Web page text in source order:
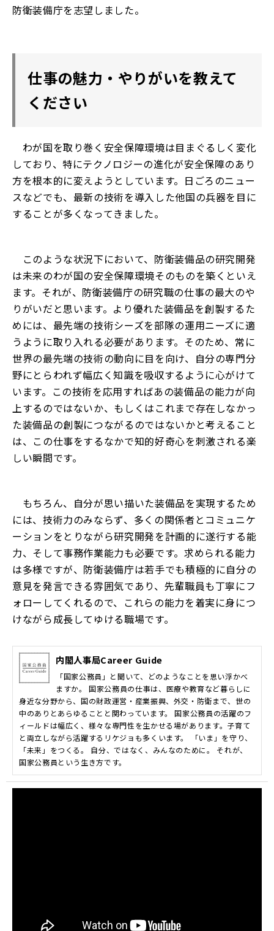
防衛装備庁を志望しました。
仕事の魅力・やりがいを教えて
ください
わが国を取り巻く安全保障環境は目まぐるしく変化
しており、特にテクノロジーの進化が安全保障のあり
方を根本的に変えようとしています。日ごろのニュー
スなどでも、最新の技術を導入した他国の兵器を目に
することが多くなってきました。
このような状況下において、防衛装備品の研究開発
は未来のわが国の安全保障環境そのものを築くといえ
ます。それが、防衛装備庁の研究職の仕事の最大のや
りがいだと思います。より優れた装備品を創製するた
めには、最先端の技術シーズを部隊の運用ニーズに適
うように取り入れる必要があります。そのため、常に
世界の最先端の技術の動向に目を向け、自分の専門分
野にとらわれず幅広く知識を吸収するように心がけて
います。この技術を応用すればあの装備品の能力が向
上するのではないか、もしくはこれまで存在しなかっ
た装備品の創製につながるのではないかと考えること
は、この仕事をするなかで知的好奇心を刺激される楽
しい瞬間です。
もちろん、自分が思い描いた装備品を実現するため
には、技術力のみならず、多くの関係者とコミュニケ
ーションをとりながら研究開発を計画的に遂行する能
力、そして事務作業能力も必要です。求められる能力
は多様ですが、防衛装備庁は若手でも積極的に自分の
意見を発言できる雰囲気であり、先輩職員も丁寧にフ
ォローしてくれるので、これらの能力を着実に身につ
けながら成長してゆける職場です。
内閣人事局Career Guide
「国家公務員」と聞いて、どのようなことを思い浮かべ
ますか。 国家公務員の仕事は、医療や教育など暮らしに
身近な分野から、国の財政運営・産業振興、外交・防衛まで、世の
中のありとあらゆることと関わっています。 国家公務員の活躍のフ
ィールドは幅広く、様々な専門性を生かせる場があります。子育て
と両立しながら活躍するリケジョも多くいます。 「いま」を守り、
「未来」をつくる。 自分、ではなく、みんなのために。 それが、
国家公務員という生き方です。